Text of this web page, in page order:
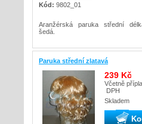
Kód: 9802_01
Aranžérská paruka střední
šedá.
Paruka střední zlatavá
239 Kč
Včetně
DPH
Skladem